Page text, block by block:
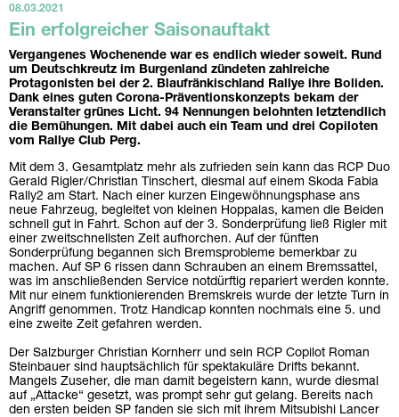
08.03.2021
Ein erfolgreicher Saisonauftakt
Vergangenes Wochenende war es endlich wieder soweit. Rund
um Deutschkreutz im Burgenland zündeten zahlreiche
Protagonisten bei der 2. Blaufränkischland Rallye ihre Boliden.
Dank eines guten Corona-Präventionskonzepts bekam der
Veranstalter grünes Licht. 94 Nennungen belohnten letztendlich
die Bemühungen. Mit dabei auch ein Team und drei Copiloten
vom Rallye Club Perg.
Mit dem 3. Gesamtplatz mehr als zufrieden sein kann das RCP Duo
Gerald Rigler/Christian Tinschert, diesmal auf einem Skoda Fabia
Rally2 am Start. Nach einer kurzen Eingewöhnungsphase ans
neue Fahrzeug, begleitet von kleinen Hoppalas, kamen die Beiden
schnell gut in Fahrt. Schon auf der 3. Sonderprüfung ließ Rigler mit
einer zweitschnellsten Zeit aufhorchen. Auf der fünften
Sonderprüfung begannen sich Bremsprobleme bemerkbar zu
machen. Auf SP 6 rissen dann Schrauben an einem Bremssattel,
was im anschließenden Service notdürftig repariert werden konnte.
Mit nur einem funktionierenden Bremskreis wurde der letzte Turn in
Angriff genommen. Trotz Handicap konnten nochmals eine 5. und
eine zweite Zeit gefahren werden.
Der Salzburger Christian Kornherr und sein RCP Copilot Roman
Steinbauer sind hauptsächlich für spektakuläre Drifts bekannt.
Mangels Zuseher, die man damit begeistern kann, wurde diesmal
auf „Attacke“ gesetzt, was prompt sehr gut gelang. Bereits nach
den ersten beiden SP fanden sie sich mit ihrem Mitsubishi Lancer